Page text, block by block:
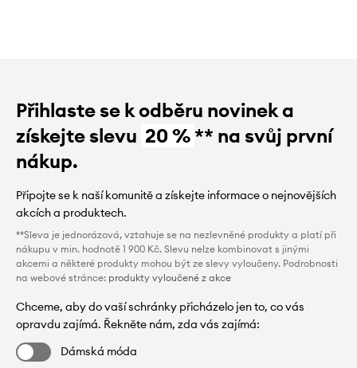
Přihlaste se k odběru novinek a
získejte slevu 20 %** na svůj první
nákup.
Připojte se k naší komunitě a získejte informace o nejnovějších
akcích a produktech.
**Sleva je jednorázová, vztahuje se na nezlevněné produkty a platí při
nákupu v min. hodnotě 1 900 Kč. Slevu nelze kombinovat s jinými
akcemi a některé produkty mohou být ze slevy vyloučeny. Podrobnosti
na webové stránce: produkty vyloučené z akce
Chceme, aby do vaší schránky přicházelo jen to, co vás
opravdu zajímá. Řekněte nám, zda vás zajímá:
Dámská móda